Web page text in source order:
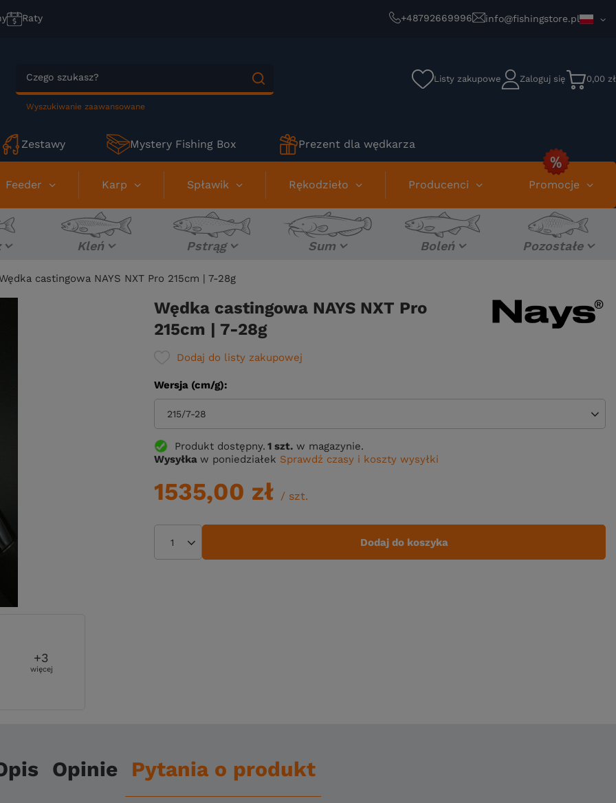
Raty +48792669996 info@fishingstore.pl
Wyszukiwanie zaawansowane
Listy zakupowe Zaloguj się 0,00 zł
Zestawy Mystery Fishing Box Prezent dla wędkarza
Feeder Karp Spławik Rękodzieło Producenci Promocje
Kleń Pstrąg Sum Boleń Pozostałe
castingowa NAYS NXT Pro 215cm | 7-28g
+3
więcej
Wędka castingowa NAYS NXT Pro
215cm | 7-28g
Dodaj do listy zakupowej
Wersja (cm/g)
215/7-28
Produkt dostępny 1 szt. w magazynie.
Wysyłka w poniedziałek Sprawdź czasy i koszty wysyłki
1535,00 zł / szt.
Dodaj do koszyka
Opinie Pytania o produkt